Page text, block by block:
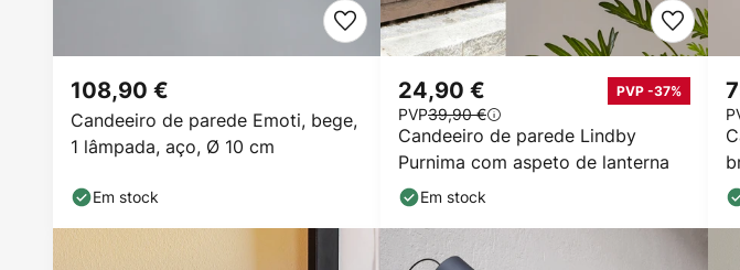
Candeeiro de parede Emoti, bege,
1 lâmpada, aço, Ø 10 cm
108,90 €
Em stock
Candeeiro de parede Lindby
Purnima com aspeto de lanterna
24,90 € PVP -37%
PVP39,90 €
Em stock